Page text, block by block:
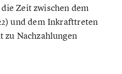
Zeit zwischen dem
und dem Inkrafttreten
zu Nachzahlungen